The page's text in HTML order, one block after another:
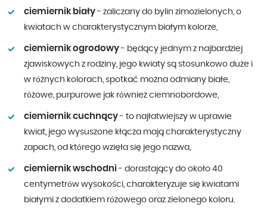
ciemiernik biały- zaliczany do bylin zimozielonych, o
kwiatach w charakterystycznym białym kolorze,
ciemiernik ogrodowy- będący jednym z najbardziej
zjawiskowych z rodziny, jego kwiaty są stosunkowo duże i
w różnych kolorach, spotkać można odmiany białe,
różowe, purpurowe jak również ciemnobordowe,
ciemiernik cuchnący- to najłatwiejszy w uprawie
kwiat, jego wysuszone kłącza mają charakterystyczny
zapach, od którego wzięła się jego nazwa,
ciemiernik wschodni - dorastający do około 40
centymetrów wysokości, charakteryzuje się kwiatami
białymi z dodatkiem różowego oraz zielonego koloru.